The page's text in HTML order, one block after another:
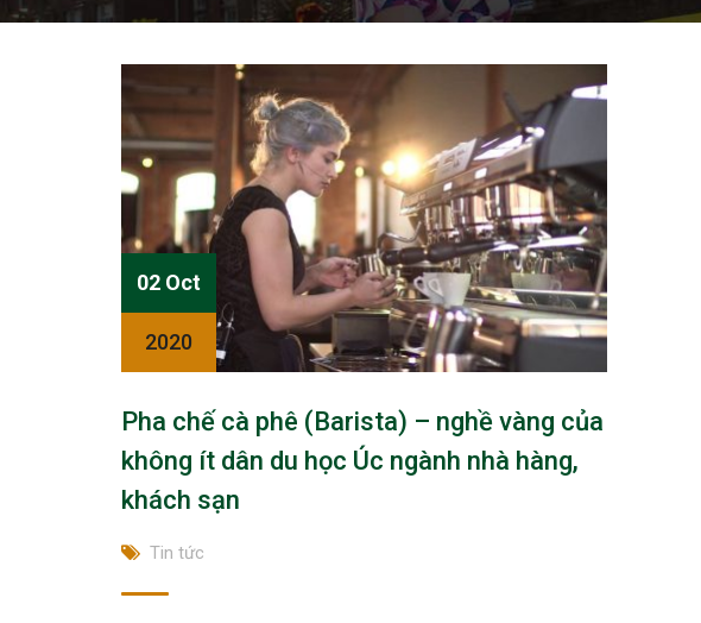
02 Oct
2020
Pha chế cà phê (Barista) – nghề vàng của
không ít dân du học Úc ngành nhà hàng,
khách sạn
Tin tức